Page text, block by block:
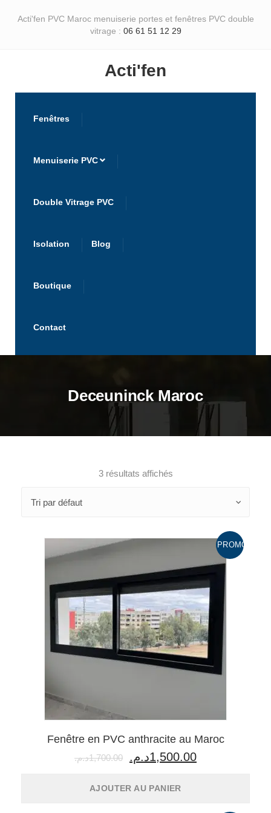
Acti'fen PVC Maroc menuiserie portes et fenêtres PVC double
vitrage : 06 61 51 12 29
Acti'fen
Fenêtres
Menuiserie PVC
Double Vitrage PVC
Isolation Blog
Boutique
Contact
Deceuninck Maroc
3 résultats affichés
PROMO !
Fenêtre en PVC anthracite au Maroc
1,700.00د.م.
Le
initial
1,500.00د.م.
Le
AJOUTER AU PANIER